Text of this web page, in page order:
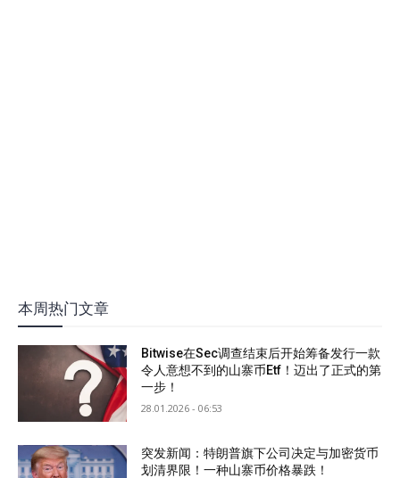
本周热门文章
Bitwise在Sec调查结束后开始筹备发行一款
令人意想不到的山寨币Etf！迈出了正式的第
一步！
28.01.2026 - 06:53
突发新闻：特朗普旗下公司决定与加密货币
划清界限！一种山寨币价格暴跌！